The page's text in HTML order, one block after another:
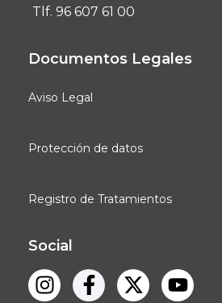
Tlf. 96 607 61 00
Documentos Legales
Aviso Legal
Protección de datos
Registro de Tratamientos
Social